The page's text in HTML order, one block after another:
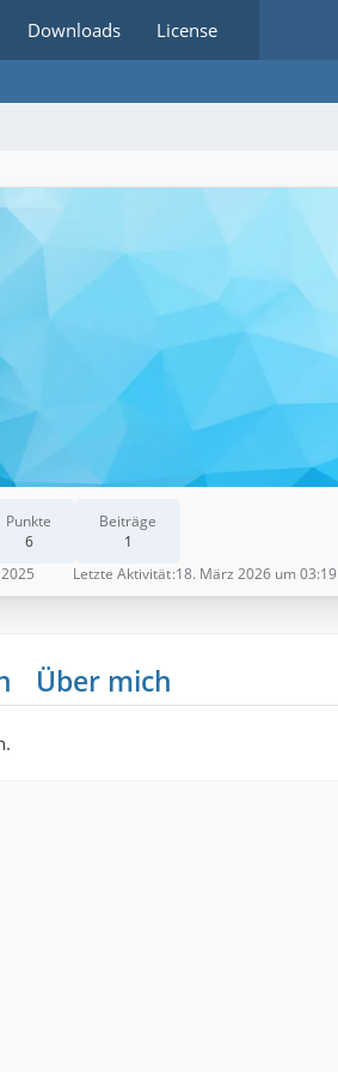
Downloads License
Punkte
6
Beiträge
1
Letzte Aktivität 18. März 2026 um 03:19
Über mich